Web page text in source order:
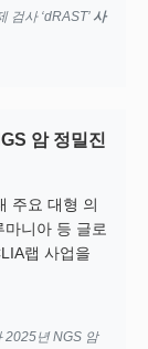
검사 ‘dRAST’ 사
암 정밀진
주요 대형 의
니아 등 글로
랩 사업을
2025년 NGS 암